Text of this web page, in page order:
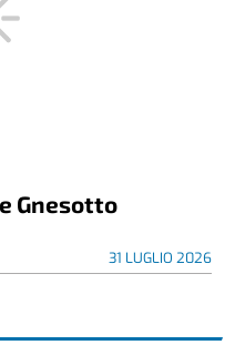
Gnesotto
31 LUGLIO 2026